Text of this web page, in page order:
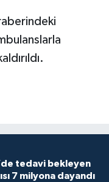
tedavi bekleyen
7 milyona dayandı